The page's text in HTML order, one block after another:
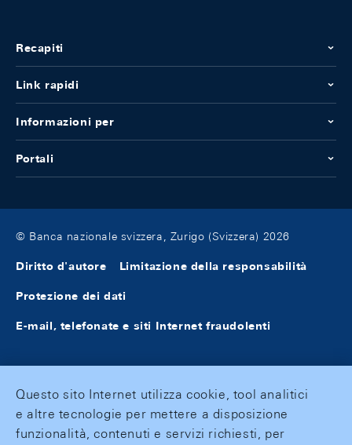
Recapiti
Link rapidi
Informazioni per
Portali
© Banca nazionale svizzera, Zurigo (Svizzera) 2026
Diritto d'autore Limitazione della responsabilità
Protezione dei dati
E-mail, telefonate e siti Internet fraudolenti
Questo sito Internet utilizza cookie, tool analitici
e altre tecnologie per mettere a disposizione
funzionalità, contenuti e servizi richiesti, per